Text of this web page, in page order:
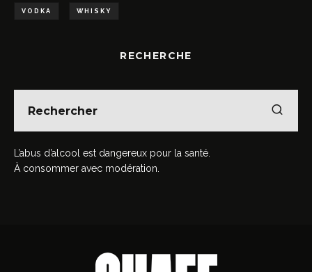
VODKA WHISKY
RECHERCHE
L’abus d’alcool est dangereux pour la santé.
À consommer avec modération.